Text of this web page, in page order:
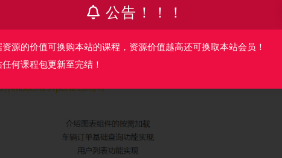
公告！！！
资源的价值可换购本站的课程，资源价值越高还可换取本站会员！
任何课程包更新至完结！